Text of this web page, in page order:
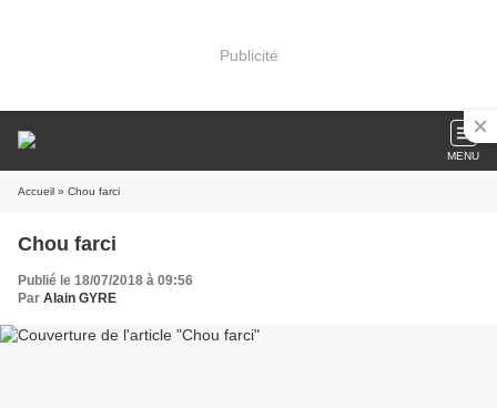
Publicité
MENU
Accueil » Chou farci
Chou farci
Publié le 18/07/2018 à 09:56
Par Alain GYRE